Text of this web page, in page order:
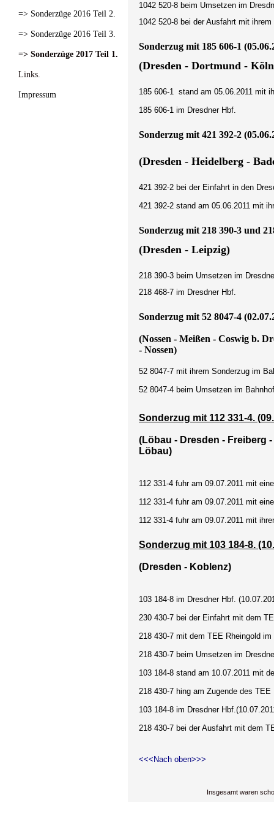
=> Sonderzüge 2016 Teil 2.
=> Sonderzüge 2016 Teil 3.
=> Sonderzüge 2017 Teil 1.
Links.
Impressum
1042 520-8 beim Umsetzen im
1042 520-8 bei der Ausfahrt mit
Sonderzug mit 185 606-1
(Dresden - Dortmund -
185 606-1 stand am 05.06.2011 mit
185 606-1 im Dresdner Hbf.
Sonderzug mit 421 392-2
(Dresden - Heidelberg -
421 392-2 bei der Einfahrt in den
421 392-2 stand am 05.06.2011 mit
Sonderzug mit 218 390-3 und
(Dresden - Leipzig)
218 390-3 beim Umsetzen im
218 468-7 im Dresdner Hbf.
Sonderzug mit 52 8047-4
(Nossen - Meißen - Coswig b.
- Nossen)
52 8047-7 mit ihrem Sonderzug im
52 8047-4 beim Umsetzen im
Sonderzug mit 112 331-4.
(Löbau - Dresden - Freiberg -
Löbau)
112 331-4 fuhr am 09.07.2011 mit
112 331-4 fuhr am 09.07.2011 mit
112 331-4 fuhr am 09.07.2011 mit
Sonderzug mit 103 184-8.
(Dresden - Koblenz)
103 184-8 im Dresdner Hbf.
230 430-7 bei der Einfahrt mit dem
218 430-7 mit dem TEE Rheingold
218 430-7 beim Umsetzen im
103 184-8 stand am 10.07.2011 mit
218 430-7 hing am Zugende des TEE
103 184-8 im Dresdner
218 430-7 bei der Ausfahrt mit dem
<<<Nach oben>>>
Insgesamt waren